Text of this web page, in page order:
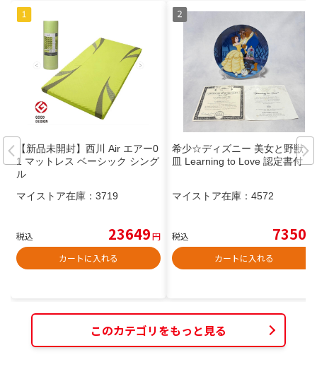
【新品未開封】西川 Air エアー0
1 マットレス ベーシック シング
ル
マイストア在庫： 3719
税込 23649円
カートに入れる
希少☆ディズニー 美女と野獣 絵
皿 Learning to Love 認定書付
マイストア在庫： 4572
税込 7350
カートに入れる
このカテゴリをもっと見る